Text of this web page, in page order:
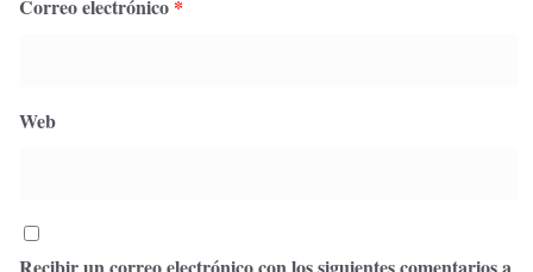
Correo electrónico *
Web